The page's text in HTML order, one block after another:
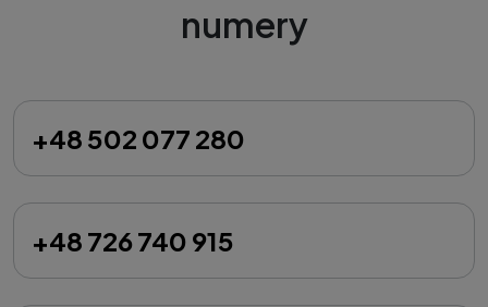
numery
+48 502 077 280
+48 726 740 915